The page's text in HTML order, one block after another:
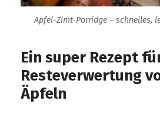
Apfel-Zimt-Porridge – schnelles,
Ein super Rezept
Resteverwertung
Äpfeln